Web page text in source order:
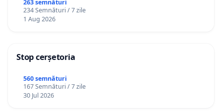
către utilizatorul TikTok „Gorici”
263 semnături
234 Semnături / 7 zile
1 Aug 2026
Stop cerșetoria
560 semnături
167 Semnături / 7 zile
30 Jul 2026